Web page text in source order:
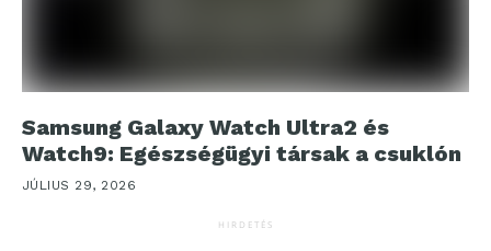
Samsung Galaxy Watch Ultra2 és
Watch9: Egészségügyi társak a csuklón
JÚLIUS 29, 2026
HIRDETÉS